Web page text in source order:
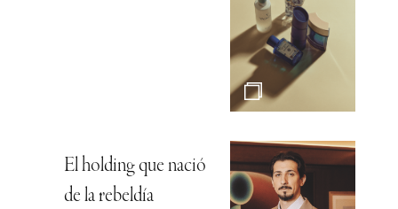
El holding que nació
de la rebeldía